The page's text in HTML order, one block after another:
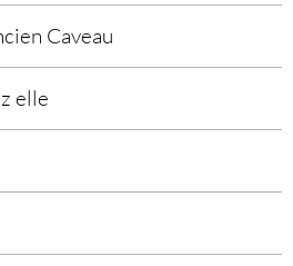
Caveau
elle